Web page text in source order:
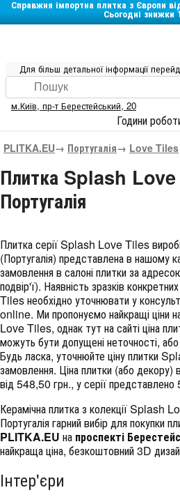
Справжня імпортна плитка з Європи
Сьогодні знижки
Для більш детальної інформації
м.Київ, пр-т Берестейський, 20
Години
PLITKA.EU→ Португалія→ Love Tiles
Плитка Splash
Португалія
Плитка серіїSplash Love Tiles
(Португалія) представлена в нашому
замовлення в салоні плитки за
подвір'ї). Наявність зразків
Tiles необхідно уточнювати у
online. Ми пропонуємо найкращі ціни
Love Tiles, однак тут на сайті ціна
можуть бути допущені неточності, або
Будь ласка, уточнюйте ціну плитки
замовлення. Ціна плитки (або декору)
від 548,50 грн., у серії представлено
Керамічна плитка з колекції Splash
Португалія гарний вибір для покупки
PLITKA.EU на проспекті
найкраща ціна, безкоштовний 3D
Інтер'єри